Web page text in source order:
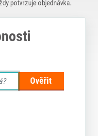
potvrzuje objednávka.
Ověřit